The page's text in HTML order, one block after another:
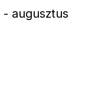
- augusztus